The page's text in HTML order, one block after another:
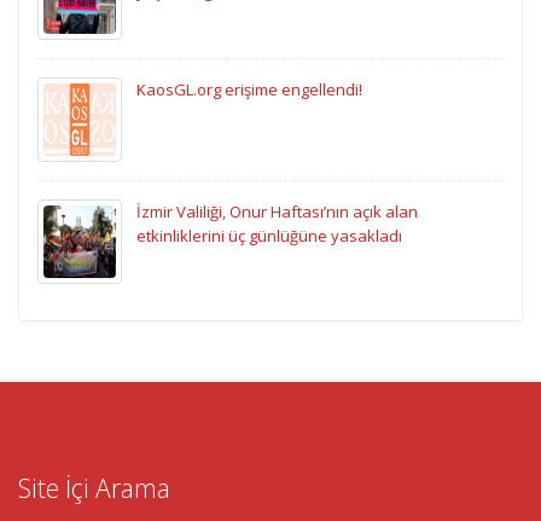
KaosGL.org erişime engellendi!
İzmir Valiliği, Onur Haftası’nın açık alan
etkinliklerini üç günlüğüne yasakladı
Site İçi Arama